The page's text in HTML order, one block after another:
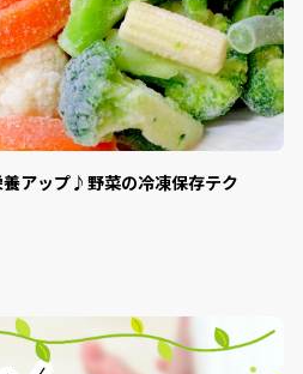
養アップ♪野菜の冷凍保存テク